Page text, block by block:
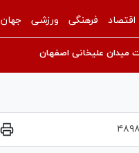
اقتصاد فرهنگی ورزشی جهان
میدان علیخانی اصفهان